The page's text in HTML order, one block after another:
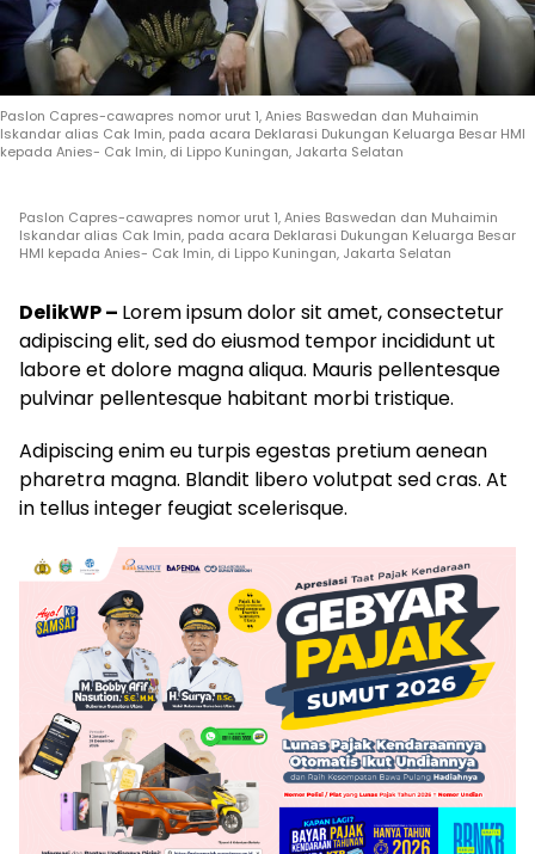
Paslon Capres-cawapres nomor urut 1, Anies Baswedan dan Muhaimin
Iskandar alias Cak Imin, pada acara Deklarasi Dukungan Keluarga Besar HMI
kepada Anies- Cak Imin, di Lippo Kuningan, Jakarta Selatan
Paslon Capres-cawapres nomor urut 1, Anies Baswedan dan Muhaimin
Iskandar alias Cak Imin, pada acara Deklarasi Dukungan Keluarga Besar
HMI kepada Anies- Cak Imin, di Lippo Kuningan, Jakarta Selatan
DelikWP – Lorem ipsum dolor sit amet, consectetur
adipiscing elit, sed do eiusmod tempor incididunt ut
labore et dolore magna aliqua. Mauris pellentesque
pulvinar pellentesque habitant morbi tristique.
Adipiscing enim eu turpis egestas pretium aenean
pharetra magna. Blandit libero volutpat sed cras. At
in tellus integer feugiat scelerisque.